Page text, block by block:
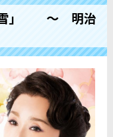
雪」 ～ 明治